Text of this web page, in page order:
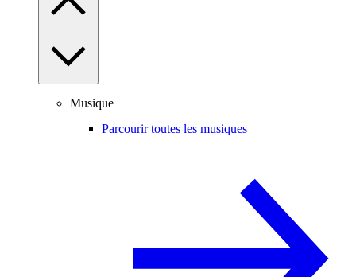
Musique
Parcourir toutes les musiques